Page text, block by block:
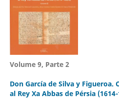
Volume 9, Parte 2
Don García de Silva y
al Rey Xa Abbas de Pérsia